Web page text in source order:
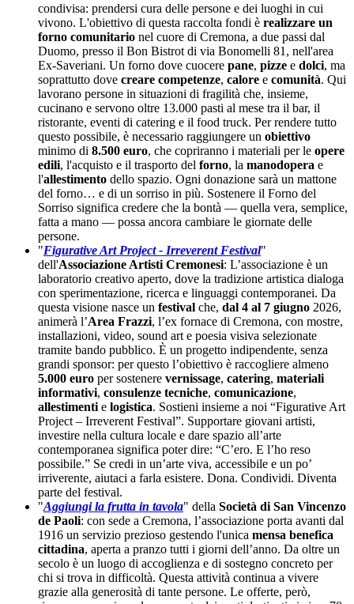
condivisa: prendersi cura delle persone e dei luoghi in cui
vivono. L'obiettivo di questa raccolta fondi è realizzare un
forno comunitario nel cuore di Cremona, a due passi dal
Duomo, presso il Bon Bistrot di via Bonomelli 81, nell'area
Ex-Saveriani. Un forno dove cuocere pane, pizze e dolci, ma
soprattutto dove creare competenze, calore e comunità. Qui
lavorano persone in situazioni di fragilità che, insieme,
cucinano e servono oltre 13.000 pasti al mese tra il bar, il
ristorante, eventi di catering e il food truck. Per rendere tutto
questo possibile, è necessario raggiungere un obiettivo
minimo di 8.500 euro, che copriranno i materiali per le opere
edili, l'acquisto e il trasporto del forno, la manodopera e
l'allestimento dello spazio. Ogni donazione sarà un mattone
del forno… e di un sorriso in più. Sostenere il Forno del
Sorriso significa credere che la bontà — quella vera, semplice,
fatta a mano — possa ancora cambiare le giornate delle
persone.
"Figurative Art Project - Irreverent Festival"
dell'Associazione Artisti Cremonesi: L’associazione è un
laboratorio creativo aperto, dove la tradizione artistica dialoga
con sperimentazione, ricerca e linguaggi contemporanei. Da
questa visione nasce un festival che, dal 4 al 7 giugno 2026,
animerà l’Area Frazzi, l’ex fornace di Cremona, con mostre,
installazioni, video, sound art e poesia visiva selezionate
tramite bando pubblico. È un progetto indipendente, senza
grandi sponsor: per questo l’obiettivo è raccogliere almeno
5.000 euro per sostenere vernissage, catering, materiali
informativi, consulenze tecniche, comunicazione,
allestimenti e logistica. Sostieni insieme a noi “Figurative Art
Project – Irreverent Festival”. Supportare giovani artisti,
investire nella cultura locale e dare spazio all’arte
contemporanea significa poter dire: “C’ero. E l’ho reso
possibile.” Se credi in un’arte viva, accessibile e un po’
irriverente, aiutaci a farla esistere. Dona. Condividi. Diventa
parte del festival.
"Aggiungi la frutta in tavola" della Società di San Vincenzo
de Paoli: con sede a Cremona, l’associazione porta avanti dal
1916 un servizio prezioso gestendo l'unica mensa benefica
cittadina, aperta a pranzo tutti i giorni dell’anno. Da oltre un
secolo è un luogo di accoglienza e di sostegno concreto per
chi si trova in difficoltà. Questa attività continua a vivere
grazie alla generosità di tante persone. Le offerte, però,